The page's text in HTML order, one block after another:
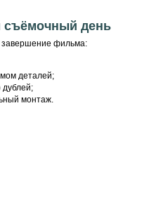
съёмочный день
фильма:
деталей;
дублей;
монтаж.
в Gdynia
Конопки.
«Кит-Уля»
взгляд в